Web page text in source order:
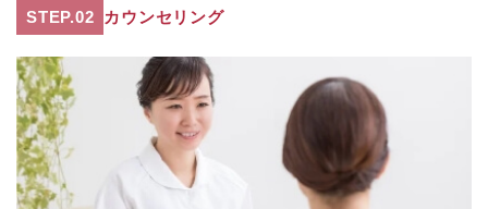
STEP.02 カウンセリング